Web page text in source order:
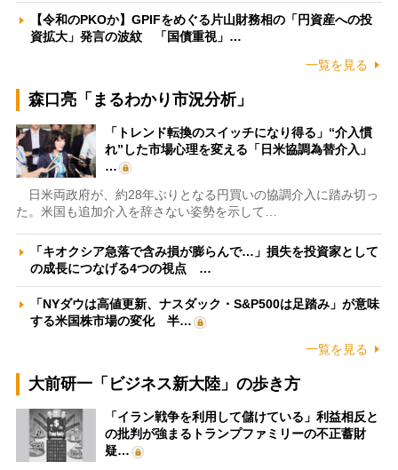
【令和のPKOか】GPIFをめぐる片山財務相の「円資産への投
資拡大」発言の波紋 「国債重視」…
一覧を見る
森口亮「まるわかり市況分析」
「トレンド転換のスイッチになり得る」“介入慣
れ”した市場心理を変える「日米協調為替介入」
…
日米両政府が、約28年ぶりとなる円買いの協調介入に踏み切っ
た。米国も追加介入を辞さない姿勢を示して…
「キオクシア急落で含み損が膨らんで…」損失を投資家として
の成長につなげる4つの視点 …
「NYダウは高値更新、ナスダック・S&P500は足踏み」が意味
する米国株市場の変化 半…
一覧を見る
大前研一「ビジネス新大陸」の歩き方
「イラン戦争を利用して儲けている」利益相反と
の批判が強まるトランプファミリーの不正蓄財
疑…